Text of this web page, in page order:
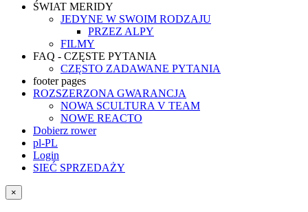
ŚWIAT MERIDY
JEDYNE W SWOIM RODZAJU
PRZEZ ALPY
FILMY
FAQ - CZĘSTE PYTANIA
CZĘSTO ZADAWANE PYTANIA
footer pages
ROZSZERZONA GWARANCJA
NOWA SCULTURA V TEAM
NOWE REACTO
Dobierz rower
pl-PL
Login
SIEĆ SPRZEDAŻY
×